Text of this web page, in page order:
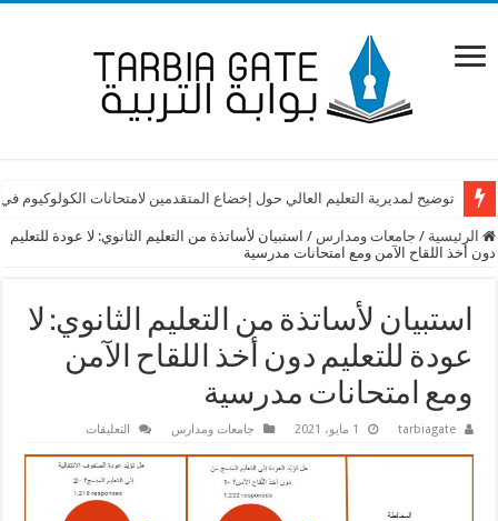
توضيح لمديرية التعليم العالي حول إخضاع المتقدمين لامتحانات الكولوكيوم
الرئيسية / جامعات ومدارس / استبيان لأساتذة من التعليم الثانوي: لا عودة للتعليم
دون أخذ اللقاح الآمن ومع امتحانات مدرسية
استبيان لأساتذة من التعليم الثانوي: لا
عودة للتعليم دون أخذ اللقاح الآمن
ومع امتحانات مدرسية
tarbiagate 1 مايو، 2021 جامعات ومدارس التعليقات
لأساتذة
من
التعليم
الثانوي: